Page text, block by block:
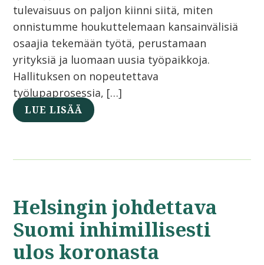
tulevaisuus on paljon kiinni siitä, miten
onnistumme houkuttelemaan kansainvälisiä
osaajia tekemään työtä, perustamaan
yrityksiä ja luomaan uusia työpaikkoja.
Hallituksen on nopeutettava
työlupaprosessia, […]
LUE LISÄÄ
Helsingin johdettava
Suomi inhimillisesti
ulos koronasta